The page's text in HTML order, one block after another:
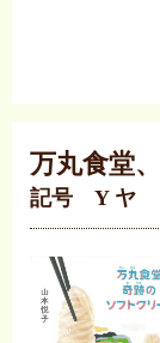
万丸食堂
記号 Y ヤ